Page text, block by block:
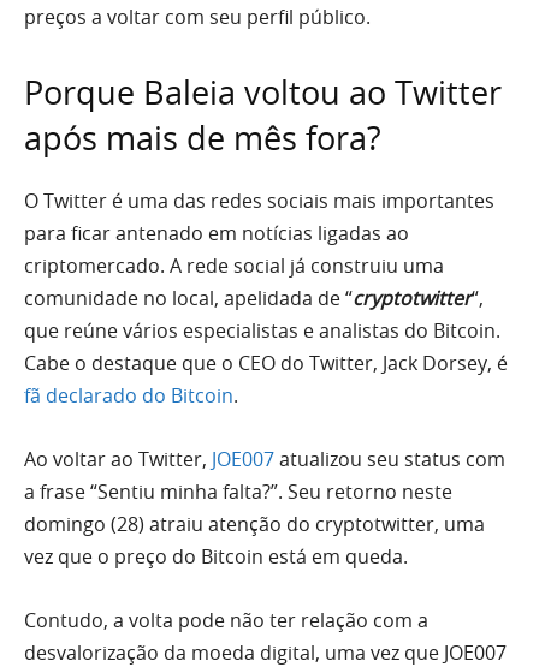
preços a voltar com seu perfil público.
Porque Baleia voltou ao Twitter
após mais de mês fora?
O Twitter é uma das redes sociais mais importantes
para ficar antenado em notícias ligadas ao
criptomercado. A rede social já construiu uma
comunidade no local, apelidada de “cryptotwitter“,
que reúne vários especialistas e analistas do Bitcoin.
Cabe o destaque que o CEO do Twitter, Jack Dorsey, é
fã declarado do Bitcoin.
Ao voltar ao Twitter, JOE007atualizou seu status com
a frase “Sentiu minha falta?”. Seu retorno neste
domingo (28) atraiu atenção do cryptotwitter, uma
vez que o preço do Bitcoin está em queda.
Contudo, a volta pode não ter relação com a
desvalorização da moeda digital, uma vez que JOE007